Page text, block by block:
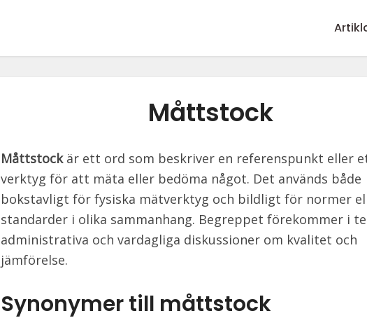
Måttstock
Måttstockär ett ord som beskriver en referenspunkt eller
verktyg för att mäta eller bedöma något. Det används både
bokstavligt för fysiska mätverktyg och bildligt för normer
standarder i olika sammanhang. Begreppet förekommer i
administrativa och vardagliga diskussioner om kvalitet och
jämförelse.
Synonymer till måttstock